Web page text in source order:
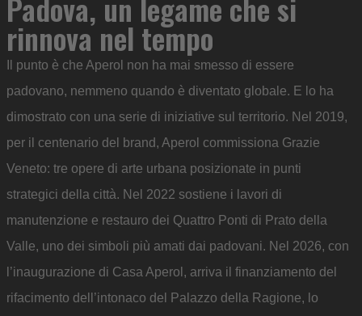
rinnova nel tempo
Il punto è che Aperol non ha mai smesso di essere
padovano, nemmeno quando è diventato globale. E lo ha
dimostrato con una serie di iniziative sul territorio. Nel 2019,
per il centenario del brand, Aperol commissiona Grazie
Veneto: tre opere di arte urbana posizionate in punti
strategici della città. Nel 2022 sostiene i lavori di
manutenzione e restauro dei Quattro Ponti di Prato della
Valle, uno dei simboli più amati dai padovani. Nel 2026, con
l’inaugurazione di Casa Aperol, arriva il finanziamento del
rifacimento dell’intonaco del Palazzo della Ragione, lo